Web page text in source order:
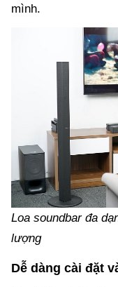
mình.
Loa soundbar đa
lượng
Dễ dàng cài đặt